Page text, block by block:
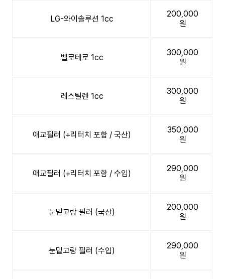
LG-와이솔루션 1cc
200,000
원
벨로테로 1cc
300,000
원
레스틸렌 1cc
300,000
원
애교필러 (+리터치 포함 / 국산)
350,000
원
애교필러 (+리터치 포함 / 수입)
290,000
원
눈밑고랑 필러 (국산)
200,000
원
눈밑고랑 필러 (수입)
290,000
원